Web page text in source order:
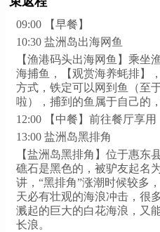
09:00 【早餐】
10:30 盐洲岛出海网鱼
【渔港码头出海网鱼】乘坐
海捕鱼，【观赏海养蚝排】
方式，铁定可以网到鱼（至
啦），捕到的鱼属于自己
12:00 【中餐】前往餐厅享用
13:00 盐洲岛黑排角
【盐洲岛黑排角】位于惠东
礁石是黑色的，被驴友起名
讲，“黑排角”涨潮时候较多
天必有壮观的海浪冲击，很
溅起的巨大的白花海浪，又
长浪。